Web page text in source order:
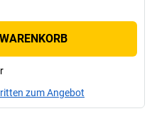
zum Angebot